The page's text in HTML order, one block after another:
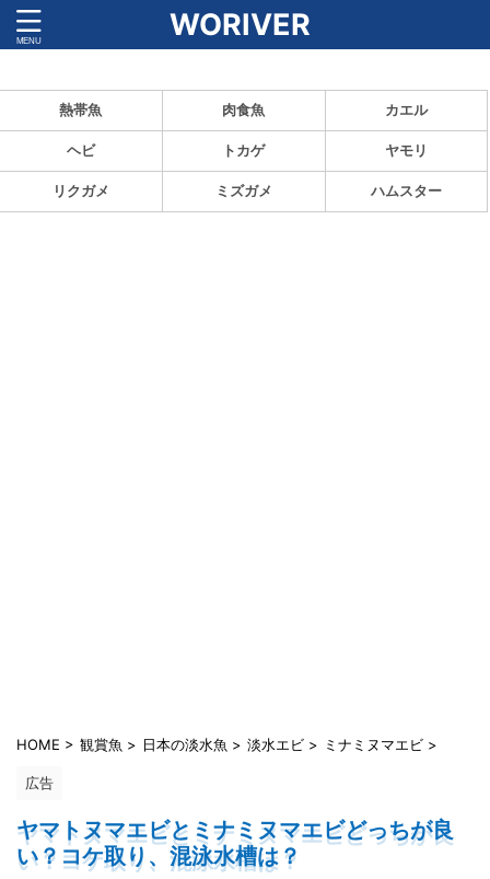
WORIVER
熱帯魚 肉食魚 カエル
ヘビ トカゲ ヤモリ
リクガメ ミズガメ ハムスター
HOME > 観賞魚 > 日本の淡水魚 > 淡水エビ > ミナミヌマエビ >
広告
ヤマトヌマエビとミナミヌマエビどっちが良
い？コケ取り、混泳水槽は？